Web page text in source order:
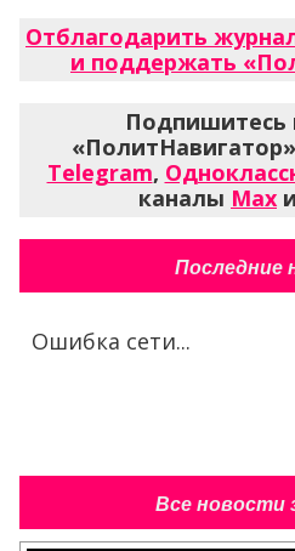
Отблагодарить
и поддержать
Подпишитесь
Telegram,
каналы Max и
Последние
Ошибка сети...
Все новости